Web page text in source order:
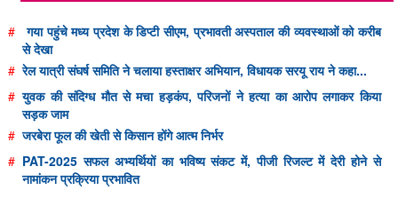
# गया पहुंचे मध्य प्रदेश के डिप्टी सीएम, प्रभावती अस्पताल की व्यवस्थाओं को करीब
से देखा
# रेल यात्री संघर्ष समिति ने चलाया हस्ताक्षर अभियान, विधायक सरयू राय ने कहा...
# युवक की संदिग्ध मौत से मचा हड़कंप, परिजनों ने हत्या का आरोप लगाकर किया
सड़क जाम
# जरबेरा फूल की खेती से किसान होंगे आत्म निर्भर
# PAT-2025 सफल अभ्यर्थियों का भविष्य संकट में, पीजी रिजल्ट में देरी होने से
नामांकन प्रक्रिया प्रभावित